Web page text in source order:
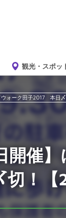
観光・スポッ
ォーク田子2017 本日〆
開催
！【